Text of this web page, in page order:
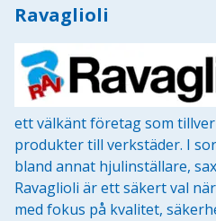
Ravaglioli
ett välkänt företag som
produkter till verkstäder. I
bland annat hjulinställare,
Ravaglioli är ett säkert val
med fokus på kvalitet,